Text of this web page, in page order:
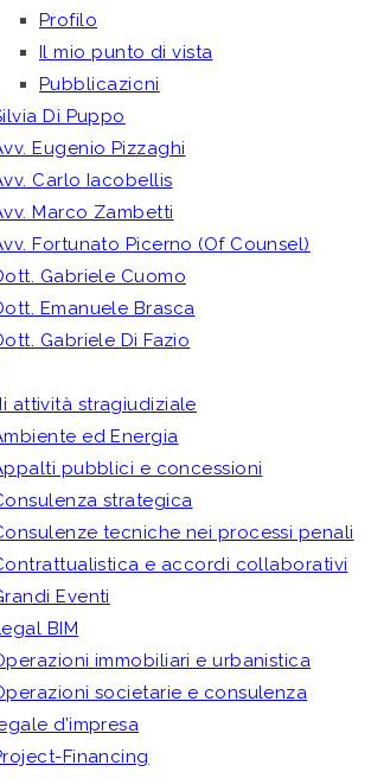
Profilo
Il mio punto di vista
Pubblicazioni
Di Puppo
Eugenio Pizzaghi
Carlo Iacobellis
Marco Zambetti
Fortunato Picerno (Of Counsel)
Gabriele Cuomo
Emanuele Brasca
Gabriele Di Fazio
attività stragiudiziale
ed Energia
pubblici e concessioni
strategica
tecniche nei processi penali
e accordi collaborativi
Eventi
BIM
immobiliari e urbanistica
societarie e consulenza
d’impresa
Financing